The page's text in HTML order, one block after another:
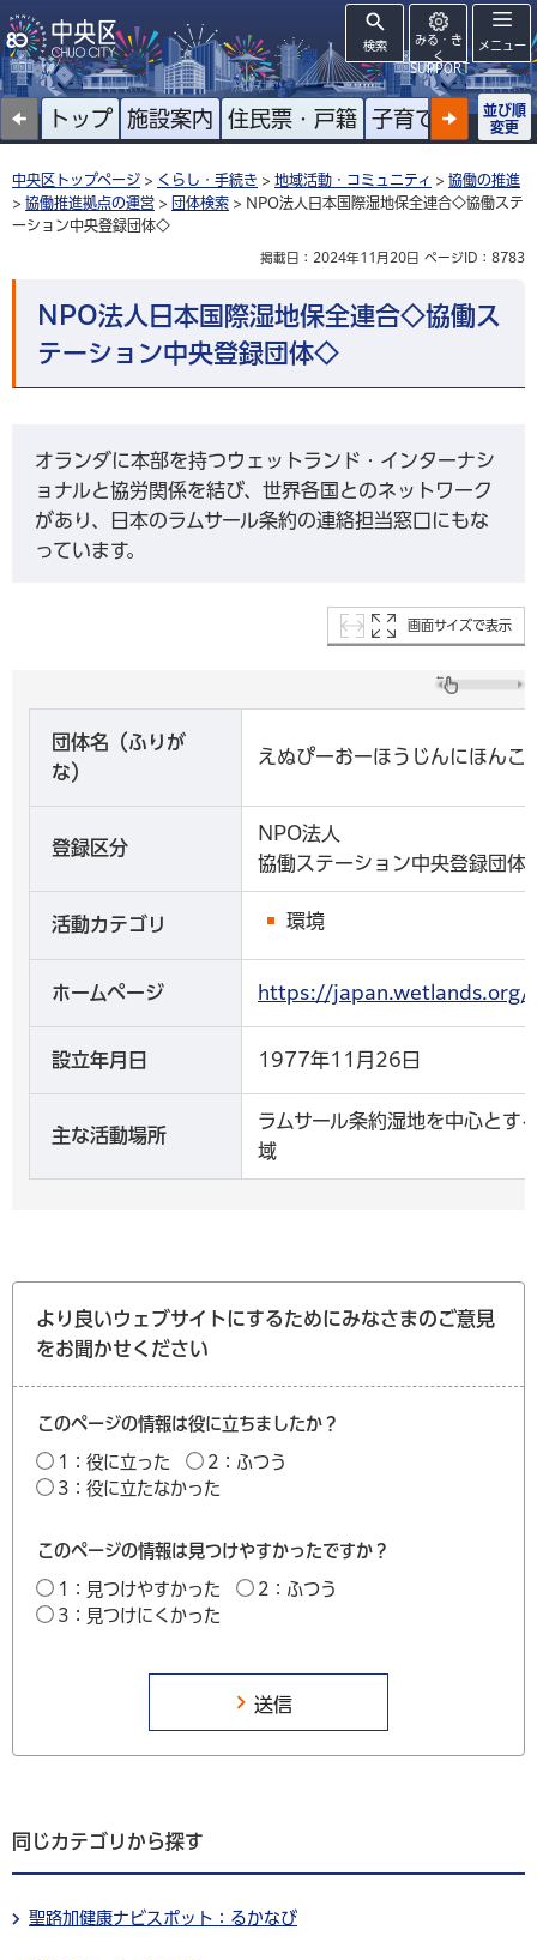
検索
みる・き
く
SUPPORT
メニュー
トップ 施設案内 住民票・戸籍 子育て 高齢者
並び順
変更
中央区トップページ > くらし・手続き > 地域活動・コミュニティ > 協働の推進
> 協働推進拠点の運営 > 団体検索 > NPO法人日本国際湿地保全連合◇協働ステ
ーション中央登録団体◇
掲載日：2024年11月20日 ページID：8783
NPO法人日本国際湿地保全連合◇協働ス
テーション中央登録団体◇
オランダに本部を持つウェットランド・インターナシ
ョナルと協労関係を結び、世界各国とのネットワーク
があり、日本のラムサール条約の連絡担当窓口にもな
っています。
画面サイズで表示
団体名（ふりが
な）
えぬぴーおーほうじんにほんこ
登録区分
NPO法人
協働ステーション中央登録団体
活動カテゴリ 環境
ホームページ https://japan.wetlands.org/
設立年月日 1977年11月26日
主な活動場所
ラムサール条約湿地を中心とす
域
より良いウェブサイトにするためにみなさまのご意見
をお聞かせください
このページの情報は役に立ちましたか？
1：役に立った
2：ふつう
3：役に立たなかった
このページの情報は見つけやすかったですか？
1：見つけやすかった
2：ふつう
3：見つけにくかった
同じカテゴリから探す
聖路加健康ナビスポット：るかなび